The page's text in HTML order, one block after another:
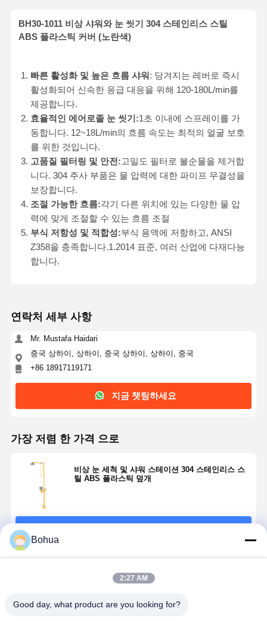
제품
우리 에 관한
BH30-1011 비상 샤워와 눈 씻기 304 스테인리스 스틸
ABS 플라스틱 커버 (노란색)
빠른 활성화 및 높은 흐름 샤워 : 당겨지는 레버로 즉시
활성화되어 신속한 응급 대응을 위해 120-180L/min를
제공합니다.
효율적인 에어로졸 눈 씻기:1초 이내에 스프레이를 가
동합니다. 12~18L/min의 흐름 속도는 최적의 얼굴 보호
를 위한 것입니다.
고품질 필터링 및 안전:고밀도 필터로 불순물을 제거합
니다. 304 주사 부품은 물 압력에 대한 파이프 무결성을
보장합니다.
조절 가능한 흐름:각기 다른 위치에 있는 다양한 물 압
력에 맞게 조절할 수 있는 흐름 조절
부식 저항성 및 적합성:부식 용액에 저항하고, ANSI
Z358을 충족합니다.1.2014 표준, 여러 산업에 다재다능
합니다.
연락처 세부 사항
Mr. Mustafa Haidari
중국 상하이, 상하이, 중국 상하이, 상하이, 중국
+86 18917119171
지금 챗팅하세요
가장 저렴 한 가격 으로
비상 눈 세척 및 샤워 스테이션 304 스테인리스 스
틸 ABS 플라스틱 덮개
Bohua
2:27 AM
Good day, what product are you looking for?